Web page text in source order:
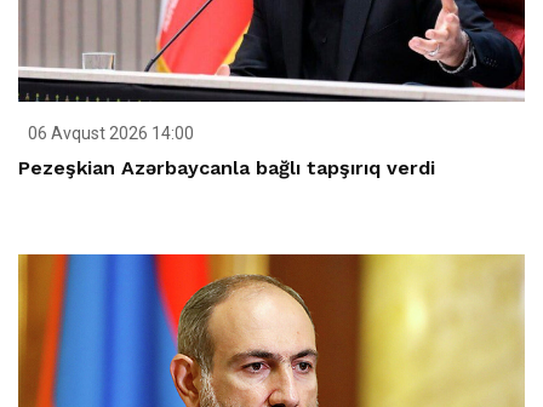
06 Avqust 2026 14:00
Pezeşkian Azərbaycanla bağlı tapşırıq verdi